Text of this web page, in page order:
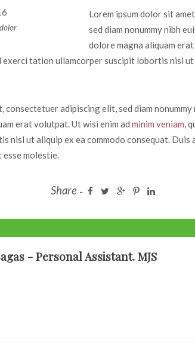
Lorem ipsum dolor sit
sed diam nonummy nibh
dolore magna aliquam
exerci tation ullamcorper suscipit lobortis nisl ut
consectetuer adipiscing elit, sed diam
erat volutpat. Ut wisi enim ad minim veniam,
nisl ut aliquip ex ea commodo consequat. Duis
molestie.
Share
- Personal Assistant. MJS